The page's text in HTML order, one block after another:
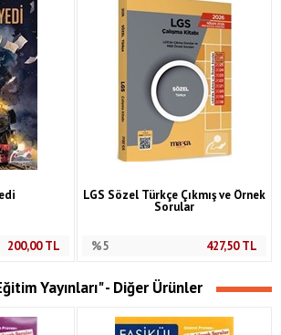
200,00TL
LGS Sözel Türkçe Çıkmış ve Örnek
Sorular
%5 427,50TL
Yayınları" - Diğer Ürünler